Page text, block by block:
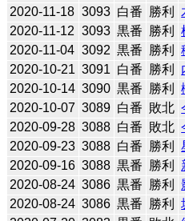
2020-11-18 3093 白番 勝利
2020-11-12 3093 黒番 勝利
2020-11-04 3092 黒番 勝利
2020-10-21 3091 白番 勝利
2020-10-14 3090 黒番 勝利
2020-10-07 3089 白番 敗北
2020-09-28 3088 白番 敗北
2020-09-23 3088 白番 勝利
2020-09-16 3088 黒番 勝利
2020-08-24 3086 黒番 勝利
2020-08-24 3086 黒番 勝利